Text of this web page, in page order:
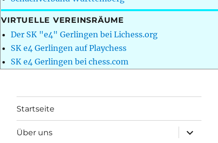
VIRTUELLE VEREINSRÄUME
Der SK "e4" Gerlingen bei Lichess.org
SK e4 Gerlingen auf Playchess
SK e4 Gerlingen bei chess.com
Startseite
Über uns
öffnen